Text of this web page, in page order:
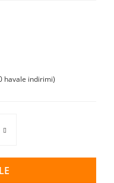
havale indirimi)